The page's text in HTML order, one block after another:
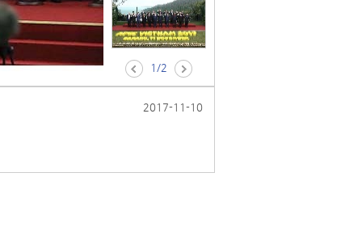
1/2
2017-11-10